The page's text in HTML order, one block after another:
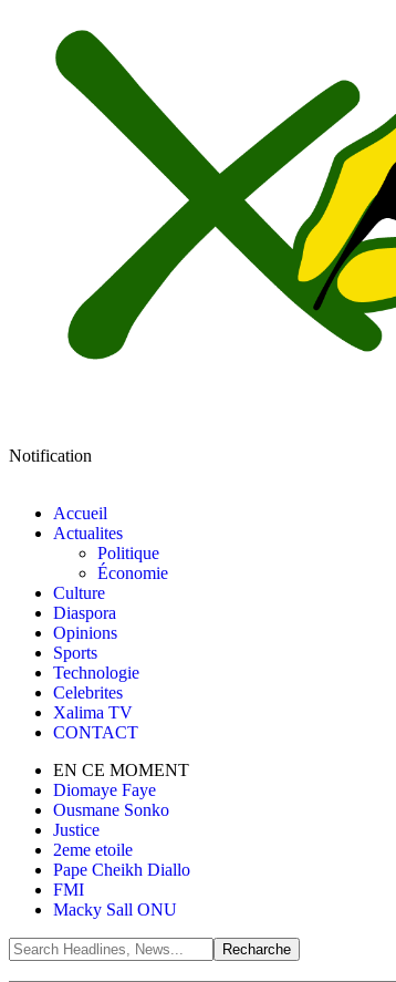
Notification
Accueil
Actualites
Politique
Économie
Culture
Diaspora
Opinions
Sports
Technologie
Celebrites
Xalima TV
CONTACT
EN CE MOMENT
Diomaye Faye
Ousmane Sonko
Justice
2eme etoile
Pape Cheikh Diallo
FMI
Macky Sall ONU